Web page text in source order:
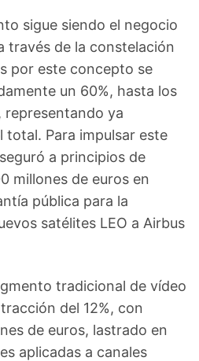
sigue siendo el negocio
través de la constelación
por este concepto se
un 60%, hasta los
representando ya
total. Para impulsar este
a principios de
millones de euros en
pública para la
satélites LEO a Airbus
tradicional de vídeo
del 12%, con
de euros, lastrado en
aplicadas a canales